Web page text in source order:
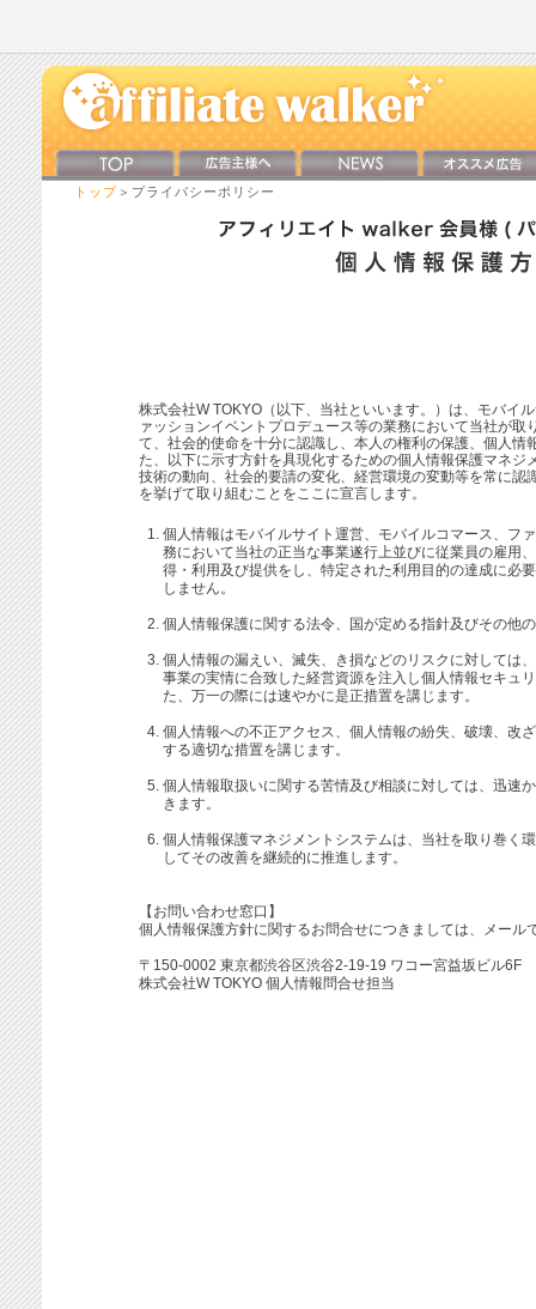
トップ ＞プライバシーポリシー
株式会社W TOKYO（以下、当社といいます。）は、モバイ
ァッションイベントプロデュース等の業務において当社が取
て、社会的使命を十分に認識し、本人の権利の保護、個人情
た、以下に示す方針を具現化するための個人情報保護マネジ
技術の動向、社会的要請の変化、経営環境の変動等を常に認
を挙げて取り組むことをここに宣言します。
個人情報はモバイルサイト運営、モバイルコマース、フ
務において当社の正当な事業遂行上並びに従業員の雇用
得・利用及び提供をし、特定された利用目的の達成に必
しません。
個人情報保護に関する法令、国が定める指針及びその他
個人情報の漏えい、滅失、き損などのリスクに対しては
事業の実情に合致した経営資源を注入し個人情報セキュ
た、万一の際には速やかに是正措置を講じます。
個人情報への不正アクセス、個人情報の紛失、破壊、改
する適切な措置を講じます。
個人情報取扱いに関する苦情及び相談に対しては、迅速
きます。
個人情報保護マネジメントシステムは、当社を取り巻く
してその改善を継続的に推進します。
【お問い合わせ窓口】
個人情報保護方針に関するお問合せにつきましては、メール
〒150-0002 東京都渋谷区渋谷2-19-19 ワコー宮益坂ビル6F
株式会社W TOKYO 個人情報問合せ担当